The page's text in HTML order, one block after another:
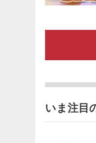
いま注目